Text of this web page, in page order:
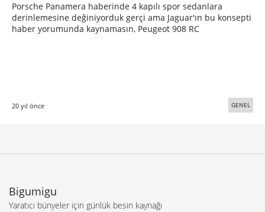
Porsche Panamera haberinde 4 kapılı spor sedanlara
derinlemesine değiniyorduk gerçi ama Jaguar'ın bu konsepti
haber yorumunda kaynamasın, Peugeot 908 RC
20 yıl önce GENEL
Bigumigu
Yaratıcı bünyeler için günlük besin kaynağı